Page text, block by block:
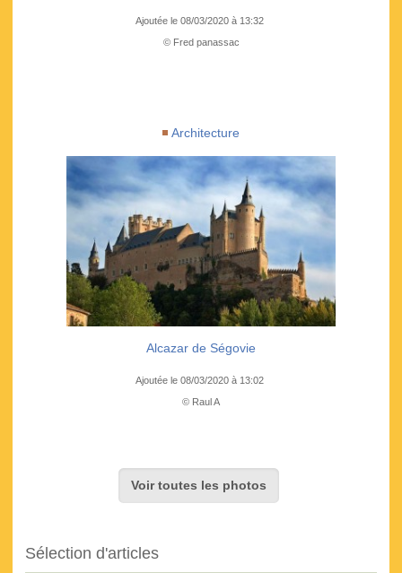
Ajoutée le 08/03/2020 à 13:32
© Fred panassac
Architecture
Alcazar de Ségovie
Ajoutée le 08/03/2020 à 13:02
© Raul A
Voir toutes les photos
Sélection d'articles